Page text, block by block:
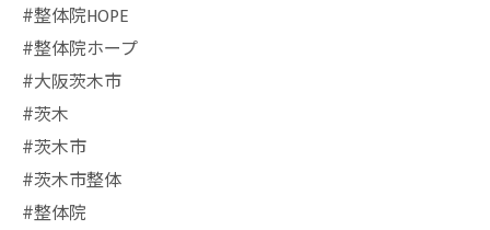
⁡#整体院HOPE
#整体院ホープ
#大阪茨木市
#茨木
#茨木市
#茨木市整体
#整体院